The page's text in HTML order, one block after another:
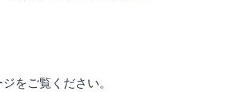
をご覧ください。